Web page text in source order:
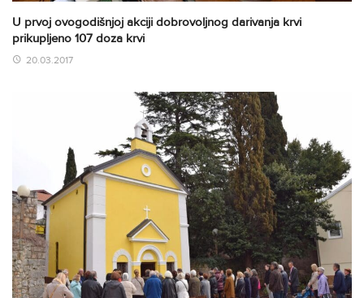
U prvoj ovogodišnjoj akciji dobrovoljnog darivanja krvi
prikupljeno 107 doza krvi
20.03.2017